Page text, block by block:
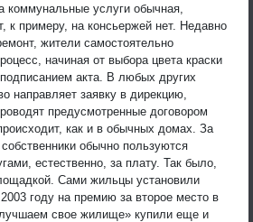
коммунальные услуги обычная,
к примеру, на консьержей нет. Недавно
жители самостоятельно
начиная от выбора цвета краски
акта. В любых других
направляет заявку в дирекцию,
предусмотренные договором
как и в обычных домах. За
обычно пользуются
естественно, за плату. Так было,
Сами жильцы установили
году на премию за второе место в
свое жилище» купили еще и